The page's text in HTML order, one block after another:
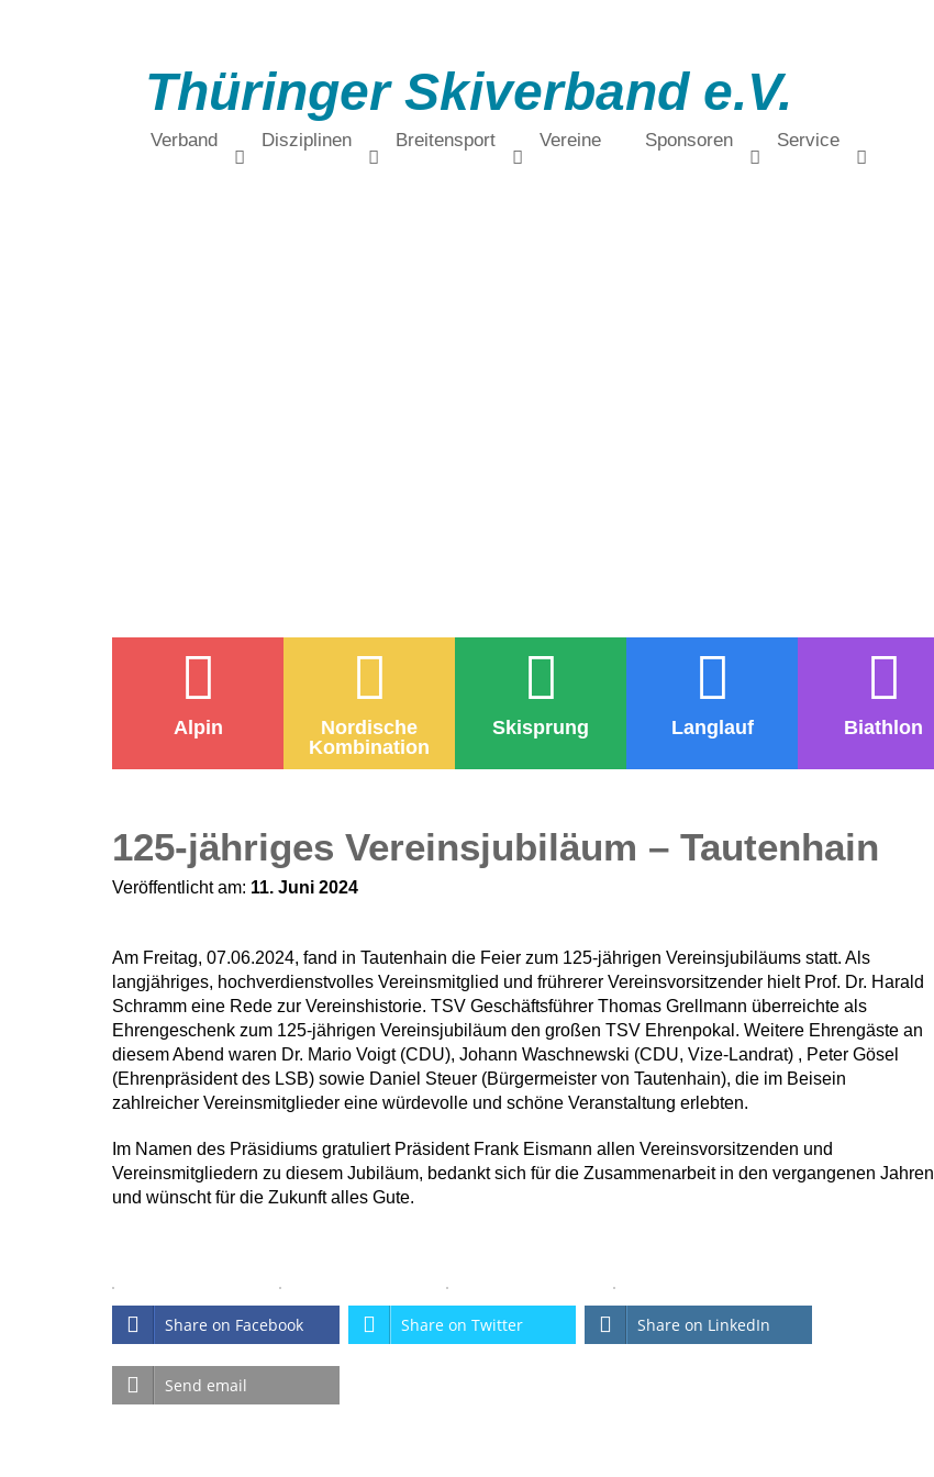
Thüringer Skiverband e.V.
Verband Disziplinen Breitensport Vereine Sponsoren Service
Alpin
Nordische
Kombination
Skisprung Langlauf Biathlon
125-jähriges Vereinsjubiläum – Tautenhain
Veröffentlicht am: 11. Juni 2024
Am Freitag, 07.06.2024, fand in Tautenhain die Feier zum 125-jährigen Vereinsjubiläums statt. Als
langjähriges, hochverdienstvolles Vereinsmitglied und frührerer Vereinsvorsitzender hielt Prof. Dr. Harald
Schramm eine Rede zur Vereinshistorie. TSV Geschäftsführer Thomas Grellmann überreichte als
Ehrengeschenk zum 125-jährigen Vereinsjubiläum den großen TSV Ehrenpokal. Weitere Ehrengäste an
diesem Abend waren Dr. Mario Voigt (CDU), Johann Waschnewski (CDU, Vize-Landrat) , Peter Gösel
(Ehrenpräsident des LSB) sowie Daniel Steuer (Bürgermeister von Tautenhain), die im Beisein
zahlreicher Vereinsmitglieder eine würdevolle und schöne Veranstaltung erlebten.
Im Namen des Präsidiums gratuliert Präsident Frank Eismann allen Vereinsvorsitzenden und
Vereinsmitgliedern zu diesem Jubiläum, bedankt sich für die Zusammenarbeit in den vergangenen Jahren
und wünscht für die Zukunft alles Gute.
Share on Facebook Share on Twitter Share on LinkedIn
Send email